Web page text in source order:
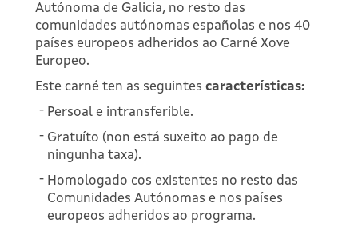
Autónoma de Galicia, no resto das
comunidades autónomas españolas e nos 40
países europeos adheridos ao Carné Xove
Europeo.
Este carné ten as seguintes características:
Persoal e intransferible.
Gratuíto (non está suxeito ao pago de
ningunha taxa).
Homologado cos existentes no resto das
Comunidades Autónomas e nos países
europeos adheridos ao programa.